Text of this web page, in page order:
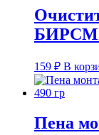
159 ₽ В
Пена